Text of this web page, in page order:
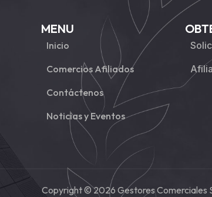
MENU
Inicio
Comercios Afiliados
Contáctenos
Noticias y Eventos
Copyright © 2026 Gestores Comerciales